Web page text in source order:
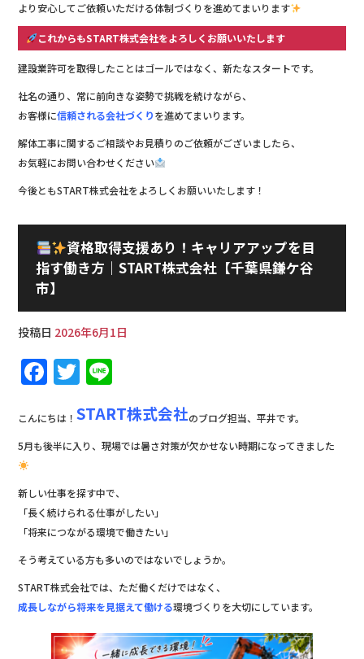
より安心してご依頼いただける体制づくりを進めてまいります
これからもSTART株式会社をよろしくお願いいたします
建設業許可を取得したことはゴールではなく、新たなスタートです。
社名の通り、常に前向きな姿勢で挑戦を続けながら、
お客様に信頼される会社づくりを進めてまいります。
解体工事に関するご相談やお見積りのご依頼がございましたら、
お気軽にお問い合わせください
今後ともSTART株式会社をよろしくお願いいたします！
資格取得支援あり！キャリアアップを目
指す働き方｜START株式会社【千葉県鎌ケ谷
市】
投稿日 2026年6月1日
F
a
c
e
o
o
k
T
w
it
te
e
こんにちは！START株式会社のブログ担当、平井です。
5月も後半に入り、現場では暑さ対策が欠かせない時期になってきました
新しい仕事を探す中で、
「長く続けられる仕事がしたい」
「将来につながる環境で働きたい」
そう考えている方も多いのではないでしょうか。
START株式会社では、ただ働くだけではなく、
成長しながら将来を見据えて働ける環境づくりを大切にしています。